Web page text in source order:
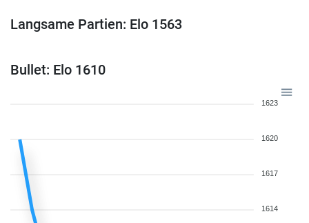
Langsame Partien: Elo 1563
Bullet: Elo 1610
1623
1620
1617
1614